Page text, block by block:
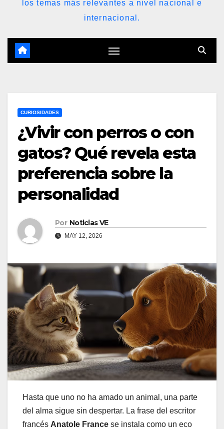
los temas más relevantes a nivel nacional e
internacional.
CURIOSIDADES
¿Vivir con perros o con
gatos? Qué revela esta
preferencia sobre la
personalidad
Por Noticias VE
MAY 12, 2026
Hasta que uno no ha amado un animal, una parte
del alma sigue sin despertar. La frase del escritor
francés Anatole France se instala como un eco